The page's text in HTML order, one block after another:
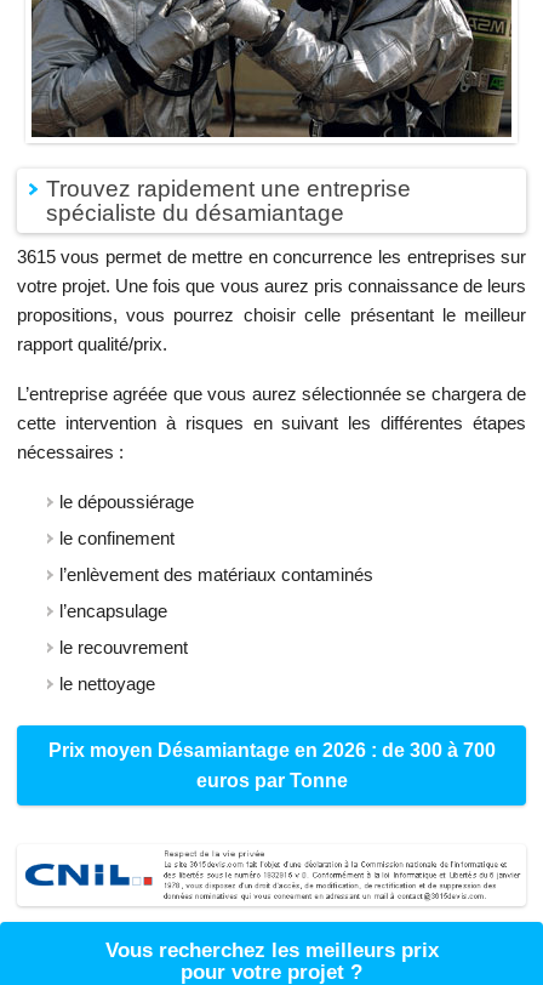
Trouvez rapidement une entreprise
spécialiste du désamiantage
3615 vous permet de mettre en concurrence les entreprises sur
votre projet. Une fois que vous aurez pris connaissance de leurs
propositions, vous pourrez choisir celle présentant le meilleur
rapport qualité/prix.
L’entreprise agréée que vous aurez sélectionnée se chargera de
cette intervention à risques en suivant les différentes étapes
nécessaires :
le dépoussiérage
le confinement
l’enlèvement des matériaux contaminés
l’encapsulage
le recouvrement
le nettoyage
Prix moyen Désamiantage en 2026 : de 300 à 700
euros par Tonne
Vous recherchez les meilleurs prix
pour votre projet ?